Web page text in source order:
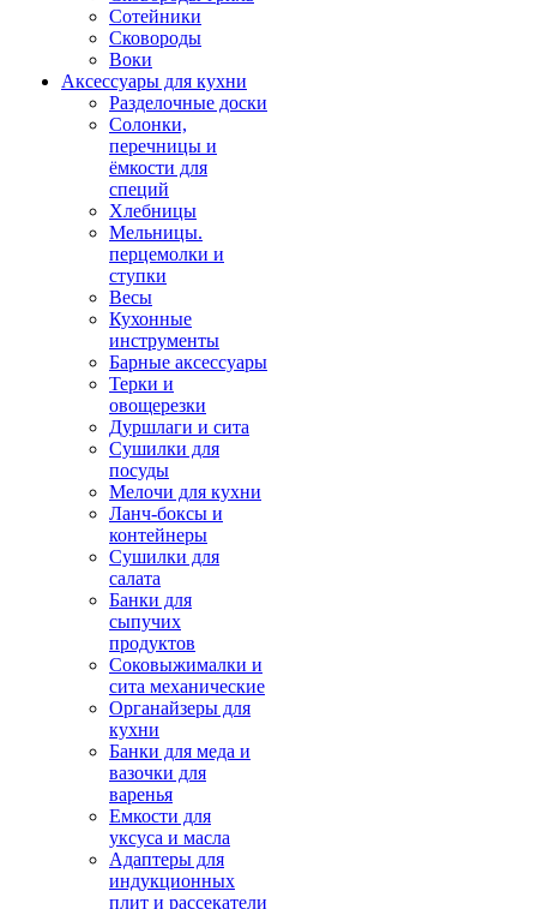
Сотейники
Сковороды
Воки
Аксессуары для кухни
Разделочные доски
Солонки,
перечницы и
ёмкости для
специй
Хлебницы
Мельницы.
перцемолки и
ступки
Весы
Кухонные
инструменты
Барные аксессуары
Терки и
овощерезки
Дуршлаги и сита
Сушилки для
посуды
Мелочи для кухни
Ланч-боксы и
контейнеры
Сушилки для
салата
Банки для
сыпучих
продуктов
Соковыжималки и
сита механические
Органайзеры для
кухни
Банки для меда и
вазочки для
варенья
Емкости для
уксуса и масла
Адаптеры для
индукционных
плит и рассекатели